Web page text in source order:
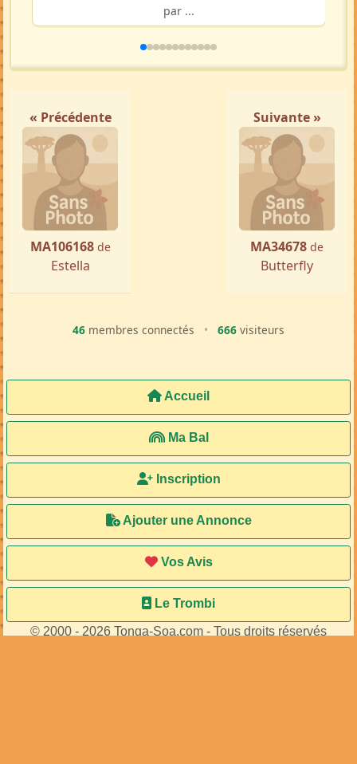
par ...
« Précédente
MA106168 de
Estella
Suivante »
MA34678 de
Butterfly
46 membres connectés • 666 visiteurs
Accueil
Ma Bal
Inscription
Ajouter une Annonce
Vos Avis
Le Trombi
© 2000 - 2026 Tonga-Soa.com - Tous droits réservés